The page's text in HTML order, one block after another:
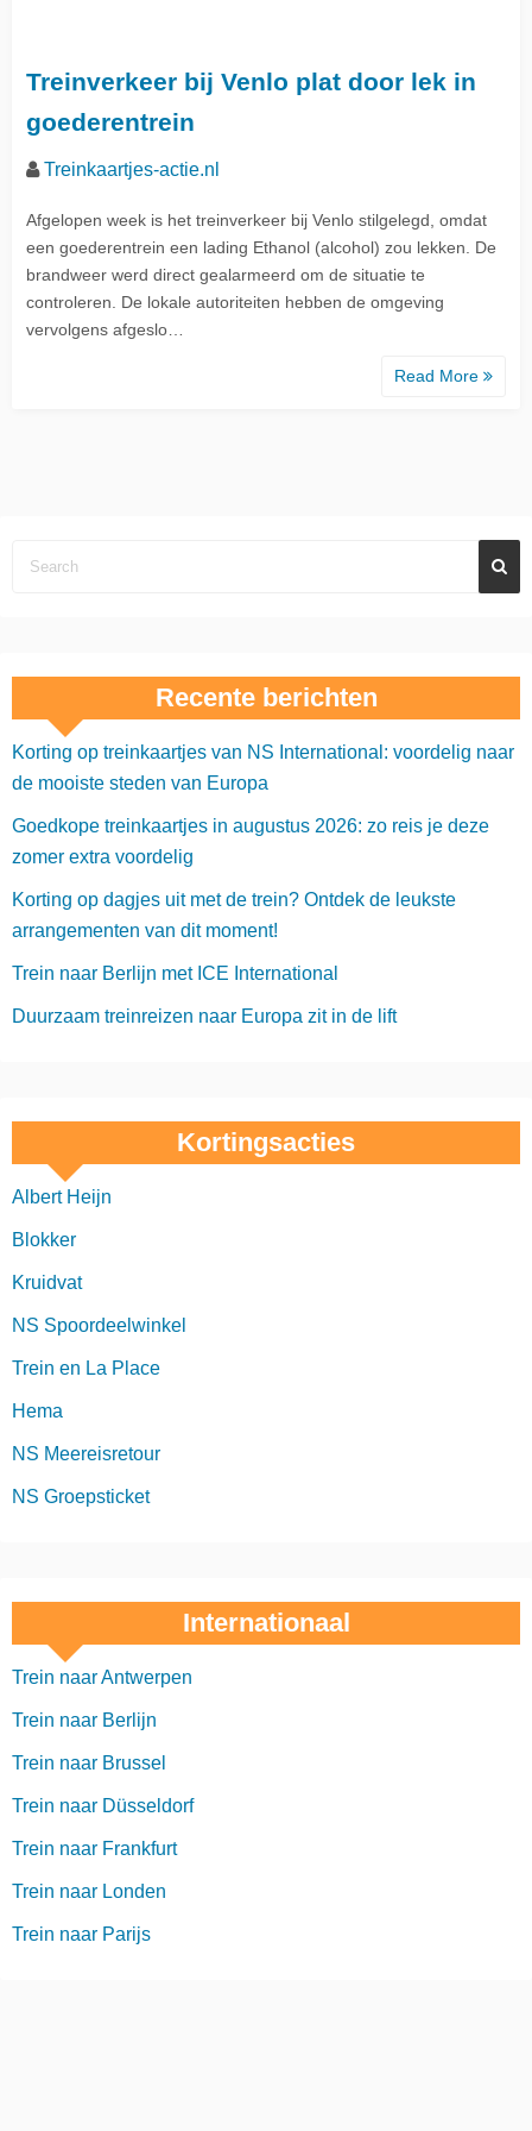
Treinverkeer bij Venlo plat door lek in
goederentrein
Treinkaartjes-actie.nl
Afgelopen week is het treinverkeer bij Venlo stilgelegd, omdat
een goederentrein een lading Ethanol (alcohol) zou lekken. De
brandweer werd direct gealarmeerd om de situatie te
controleren. De lokale autoriteiten hebben de omgeving
vervolgens afgeslo…
Read More
Recente berichten
Korting op treinkaartjes van NS International: voordelig naar
de mooiste steden van Europa
Goedkope treinkaartjes in augustus 2026: zo reis je deze
zomer extra voordelig
Korting op dagjes uit met de trein? Ontdek de leukste
arrangementen van dit moment!
Trein naar Berlijn met ICE International
Duurzaam treinreizen naar Europa zit in de lift
Kortingsacties
Albert Heijn
Blokker
Kruidvat
NS Spoordeelwinkel
Trein en La Place
Hema
NS Meereisretour
NS Groepsticket
Internationaal
Trein naar Antwerpen
Trein naar Berlijn
Trein naar Brussel
Trein naar Düsseldorf
Trein naar Frankfurt
Trein naar Londen
Trein naar Parijs